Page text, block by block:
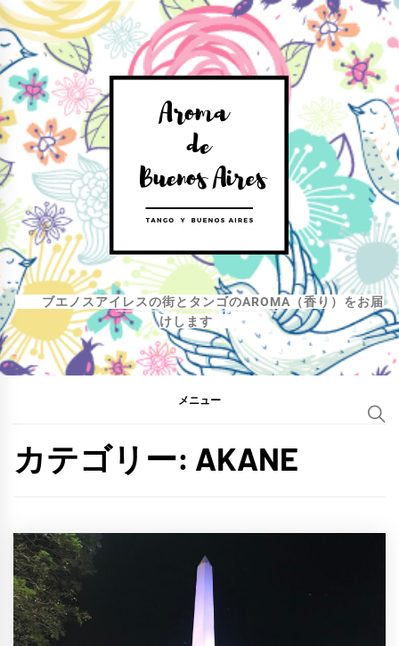
コ
ン
テ
ン
ツ
へ
ス
キ
ッ
プ
ブエノスアイレスの街とタンゴのAROMA（香り）をお届
けします
メニュー
カテゴリー: AKANE